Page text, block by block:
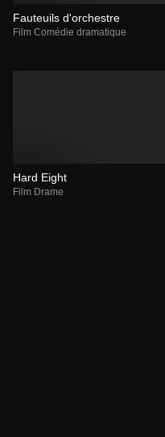
Fauteuils d'orchestre
Film Comédie dramatique
Hard Eight
Film Drame